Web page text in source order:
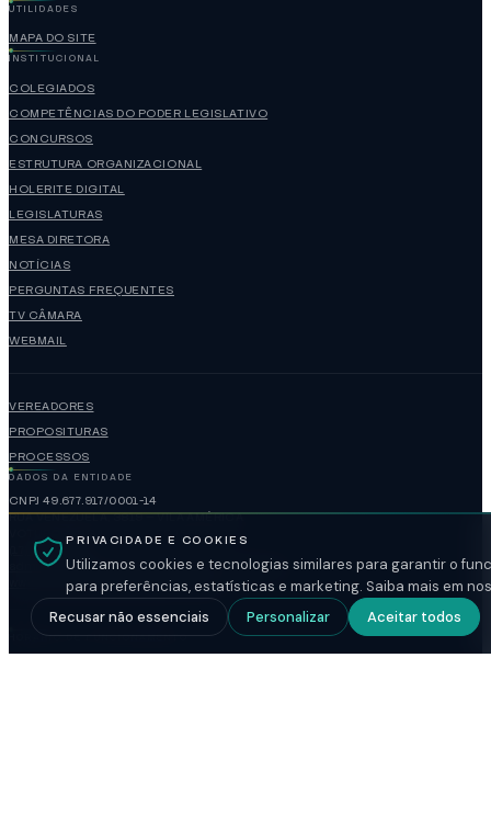
UTILIDADES
MAPA DO SITE
INSTITUCIONAL
COLEGIADOS
COMPETÊNCIAS DO PODER LEGISLATIVO
CONCURSOS
ESTRUTURA ORGANIZACIONAL
HOLERITE DIGITAL
LEGISLATURAS
MESA DIRETORA
NOTÍCIAS
PERGUNTAS FREQUENTES
TV CÂMARA
WEBMAIL
VEREADORES
PROPOSITURAS
PROCESSOS
DADOS DA ENTIDADE
CNPJ 49.677.917/0001-14
RUA VENEZUELA, 3819 — VILA AMÉRICA
VOTUPORANGA / SP — CEP 15502-105
(17)3421-1188
administracao@camaravotuporanga.sp.gov.br
www.camaravotuporanga.sp.gov.br
HORÁRIO DE FUNCIONAMENTO
PRIVACIDADE E COOKIES
Utilizamos cookies e tecnologias similares para garantir o
para preferências, estatísticas e marketing. Saiba mais em
Recusar não essenciais
Personalizar Aceitar todos